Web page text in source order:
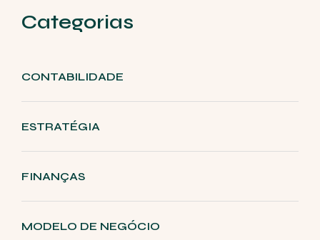
Categorias
CONTABILIDADE
ESTRATÉGIA
FINANÇAS
MODELO DE NEGÓCIO